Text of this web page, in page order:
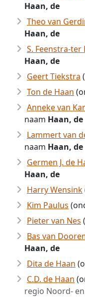
Haan, de
Theo van
Haan, de
S. Feenstra-ter
Haan, de
Geert Tiekstra
Ton de Haan
Anneke van
naam Haan, de
Lammert van
naam Haan, de
Germen J. de
Haan, de
Harry Wensink
Kim Paulus
Pieter van Nes
Bas van
Haan, de
Dita de Haan
C.D. de Haan
regio Noord-